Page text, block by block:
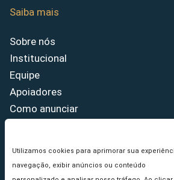
Utilizamos cookies para aprimorar sua
navegação, exibir anúncios ou conteúdo
Saiba mais
Sobre nós
Institucional
Equipe
Apoiadores
Como anunciar
Princípios Editoriais